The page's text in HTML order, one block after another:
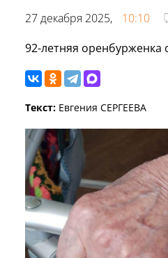
27 декабря 2025, 10:10
92-летняя оренбурженка
Текст: Евгения СЕРГЕЕВА